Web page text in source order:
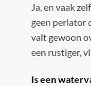
Ja, en vaak
geen perlator
valt gewoon
een rustiger,
Is een